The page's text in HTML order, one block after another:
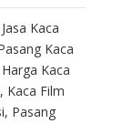
Kaca
Kaca
Kaca
Kaca Film
Pasang